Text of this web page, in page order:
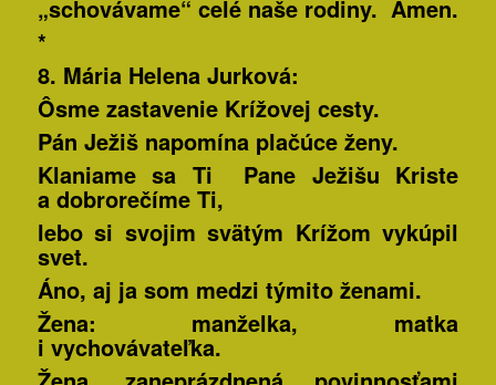
„schovávame“ celé naše rodiny. Amen.
*
8. Mária HelenaJurková:
Ôsme zastavenie Krížovej cesty.
Pán Ježiš napomína plačúce ženy.
Klaniame sa Ti Pane Ježišu Kriste
a dobrorečíme Ti,
lebo si svojim svätým Krížom vykúpil
svet.
Áno, aj ja som medzi týmito ženami.
Žena: manželka, matka
i vychovávateľka.